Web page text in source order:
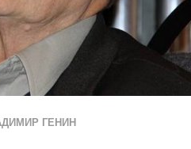
ГЕНИН